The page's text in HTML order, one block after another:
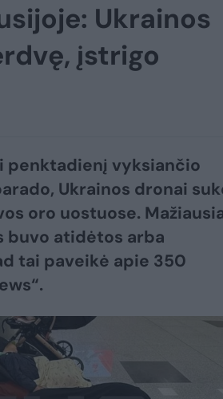
Ukrainos
įstrigo
penktadienį vyksiančio
Ukrainos dronai
oro uostuose.
buvo atidėtos arba
tai paveikė apie 350